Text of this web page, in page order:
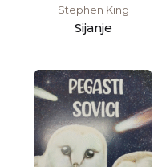
Stephen King
Sijanje